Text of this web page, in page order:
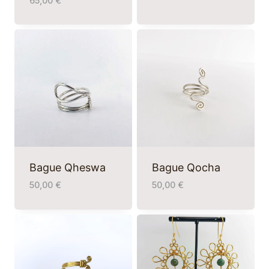
Bague Qheswa
50,00 €
Bague Qocha
50,00 €